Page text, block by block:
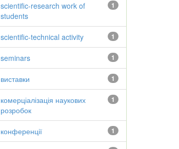
1
scientific-research work of
students
1
scientific-technical activity
1
seminars
1
виставки
1
комерціалізація наукових
розробок
1
конференції